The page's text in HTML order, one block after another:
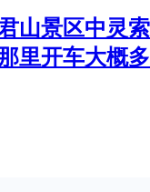
山景区中灵索
里开车大概多